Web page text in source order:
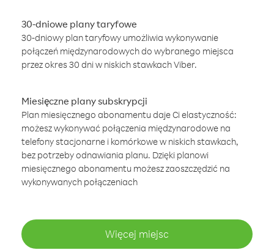
30-dniowe plany taryfowe
30-dniowy plan taryfowy umożliwia wykonywanie
połączeń międzynarodowych do wybranego miejsca
przez okres 30 dni w niskich stawkach Viber.
Miesięczne plany subskrypcji
Plan miesięcznego abonamentu daje Ci elastyczność:
możesz wykonywać połączenia międzynarodowe na
telefony stacjonarne i komórkowe w niskich stawkach,
bez potrzeby odnawiania planu. Dzięki planowi
miesięcznego abonamentu możesz zaoszczędzić na
wykonywanych połączeniach
Więcej miejsc